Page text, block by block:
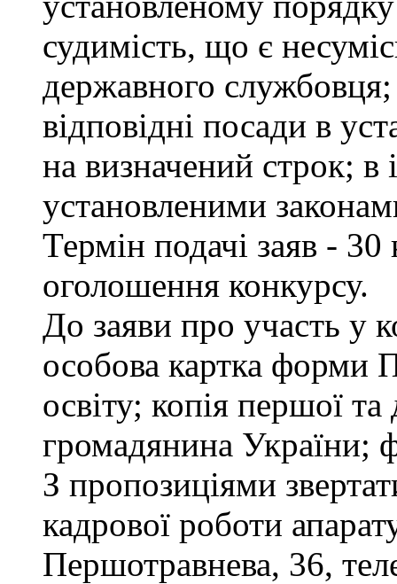
судимість, що є
державного службовця;
відповідні посади в
на визначений строк;
установленими
Термін подачі заяв -
оголошення конкурсу.
До заяви про участь у
особова картка форми
освіту; копія першої
громадянина України;
З пропозиціями
кадрової роботи
Першотравнева, 36,